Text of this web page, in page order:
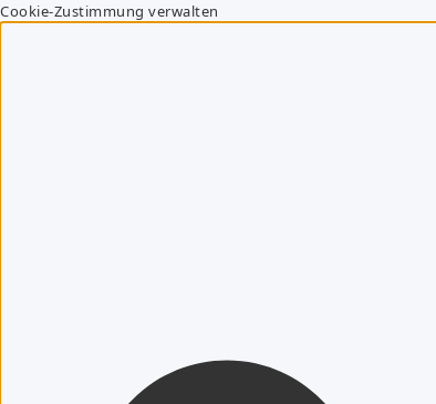
Cookie-Zustimmung verwalten